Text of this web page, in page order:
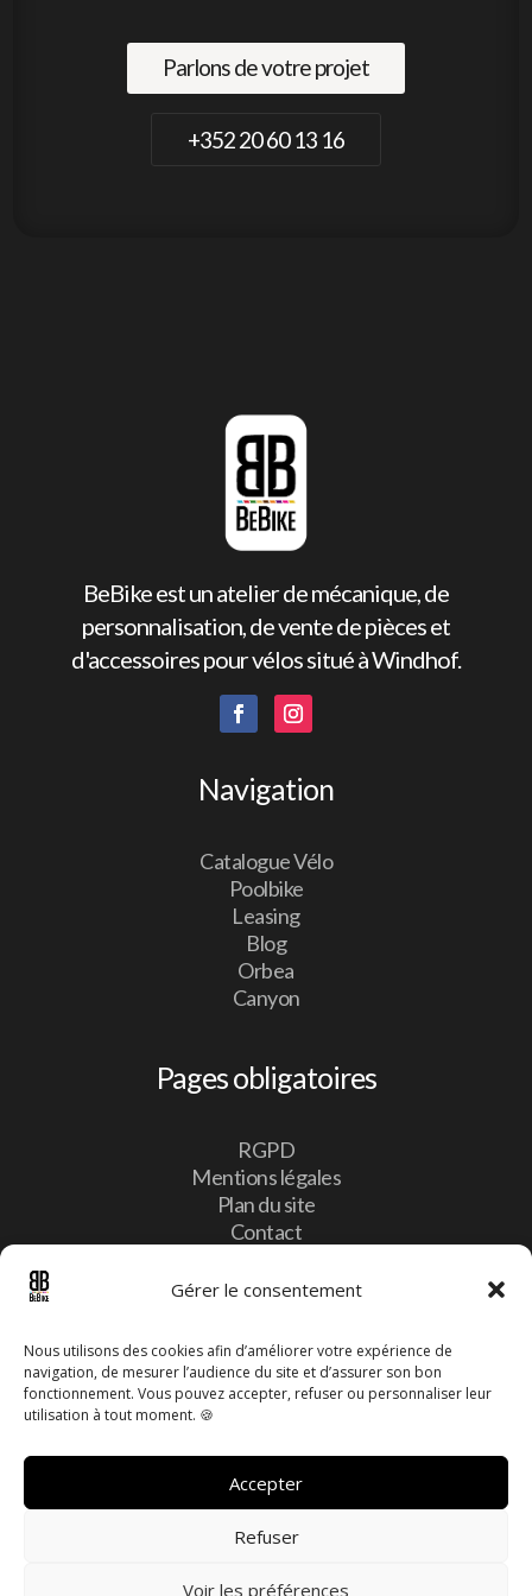
Gérer le consentement
Nous utilisons des cookies afin d’améliorer votre expérience de
navigation, de mesurer l’audience du site et d’assurer son bon
fonctionnement. Vous pouvez accepter, refuser ou personnaliser leur
utilisation à tout moment. 🍪
Accepter
Refuser
Voir les préférences
Parlons de votre projet
+352 20 60 13 16
BeBike est un atelier de mécanique, de
personnalisation, de vente de pièces et
d'accessoires pour vélos situé à Windhof.
Navigation
Catalogue Vélo
Poolbike
Leasing
Blog
Orbea
Canyon
Pages obligatoires
RGPD
Mentions légales
Plan du site
Contact

10, Lotissement Vulcalux 8399 Windhof,
Luxembourg
+352 20 60 13 16